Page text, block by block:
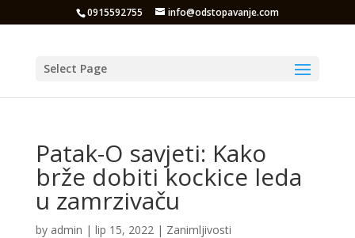
0915592755 info@odstopavanje.com
Select Page
Patak-O savjeti: Kako
brže dobiti kockice leda
u zamrzivaču
by admin | lip 15, 2022| Zanimljivosti